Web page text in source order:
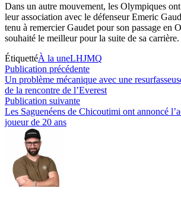
Dans un autre mouvement, les Olympiques
leur association avec le défenseur Emeric
tenu à remercier Gaudet pour son passage en
souhaité le meilleur pour la suite de sa carrière.
ÉtiquettéÀ la uneLHJMQ
Navigation
de
l’article
Publication précédentePublication
précédente :
Un problème mécanique avec une
de la rencontre de l’Everest
Publication suivantePublication
suivante :
Les Saguenéens de Chicoutimi ont annoncé
joueur de 20 ans